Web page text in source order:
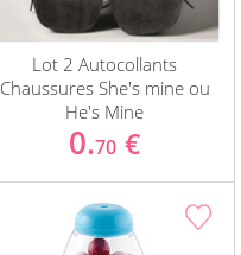
Lot 2 Autocollants
Chaussures She's mine ou
He's Mine
0.70 €